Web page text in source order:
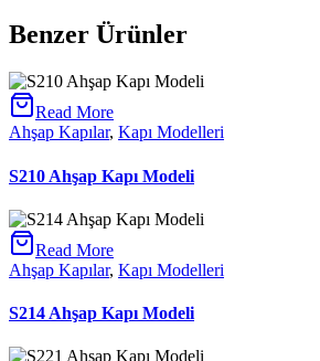
Benzer Ürünler
Read More
Ahşap Kapılar, Kapı Modelleri
S210 Ahşap Kapı Modeli
Read More
Ahşap Kapılar, Kapı Modelleri
S214 Ahşap Kapı Modeli